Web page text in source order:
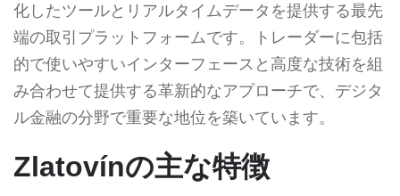
化したツールとリアルタイムデータを提供する最先
端の取引プラットフォームです。トレーダーに包括
的で使いやすいインターフェースと高度な技術を組
み合わせて提供する革新的なアプローチで、デジタ
ル金融の分野で重要な地位を築いています。
Zlatovínの主な特徴